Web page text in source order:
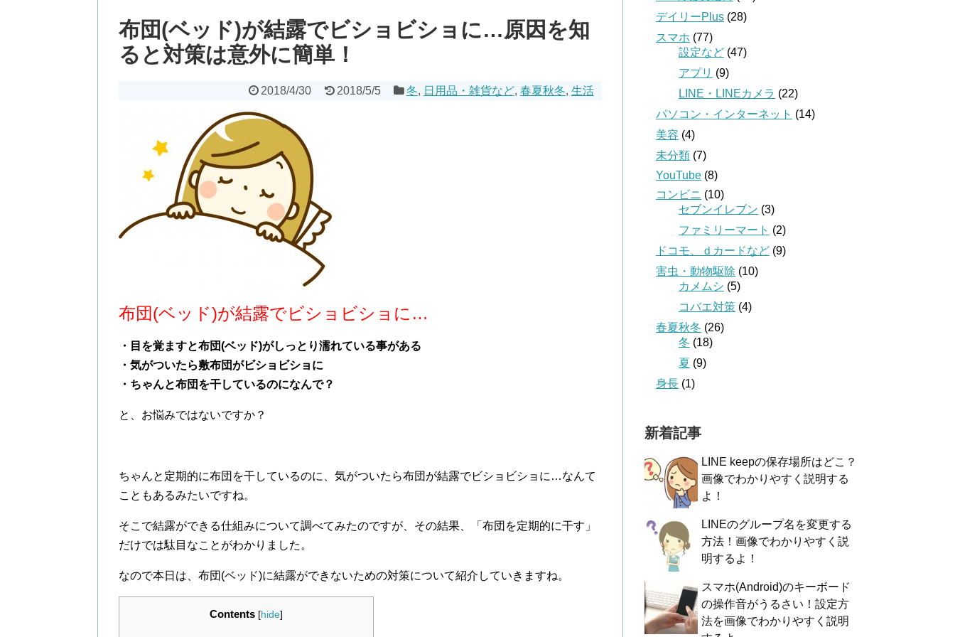
布団(ベッド)が結露でビショビショに…原因を知
ると対策は意外に簡単！
2018/4/30 2018/5/5 冬, 日用品・雑貨など, 春夏秋冬, 生活
布団(ベッド)が結露でビショビショに…
・目を覚ますと布団(ベッド)がしっとり濡れている事がある
・気がついたら敷布団がビショビショに
・ちゃんと布団を干しているのになんで？
と、お悩みではないですか？
ちゃんと定期的に布団を干しているのに、気がついたら布団が結露でビショビショに…なんて
こともあるみたいですね。
そこで結露ができる仕組みについて調べてみたのですが、その結果、「布団を定期的に干す」
だけでは駄目なことがわかりました。
なので本日は、布団(ベッド)に結露ができないための対策について紹介していきますね。
Contents [hide]
デイリーPlus (28)
スマホ (77)
設定など (47)
アプリ (9)
LINE・LINEカメラ (22)
パソコン・インターネット (14)
美容 (4)
未分類 (7)
YouTube (8)
コンビニ (10)
セブンイレブン (3)
ファミリーマート (2)
ドコモ、ｄカードなど (9)
害虫・動物駆除 (10)
カメムシ (5)
コバエ対策 (4)
春夏秋冬 (26)
冬 (18)
夏 (9)
身長 (1)
新着記事
LINE keepの保存場所はどこ？
画像でわかりやすく説明する
よ！
LINEのグループ名を変更する
方法！画像でわかりやすく説
明するよ！
スマホ(Android)のキーボード
の操作音がうるさい！設定方
法を画像でわかりやすく説明